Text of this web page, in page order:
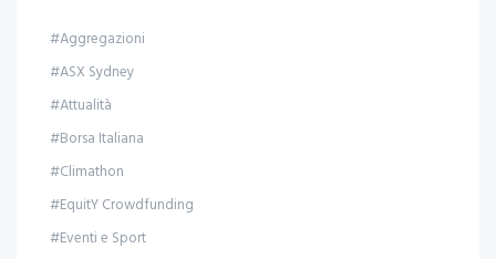
#Aggregazioni
#ASX Sydney
#Attualità
#Borsa Italiana
#Climathon
#EquitY Crowdfunding
#Eventi e Sport